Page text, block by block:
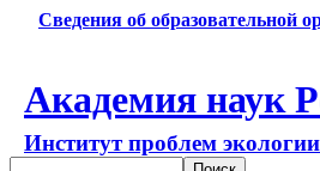
Сведения об образовательной
Академия наук
Институт проблем